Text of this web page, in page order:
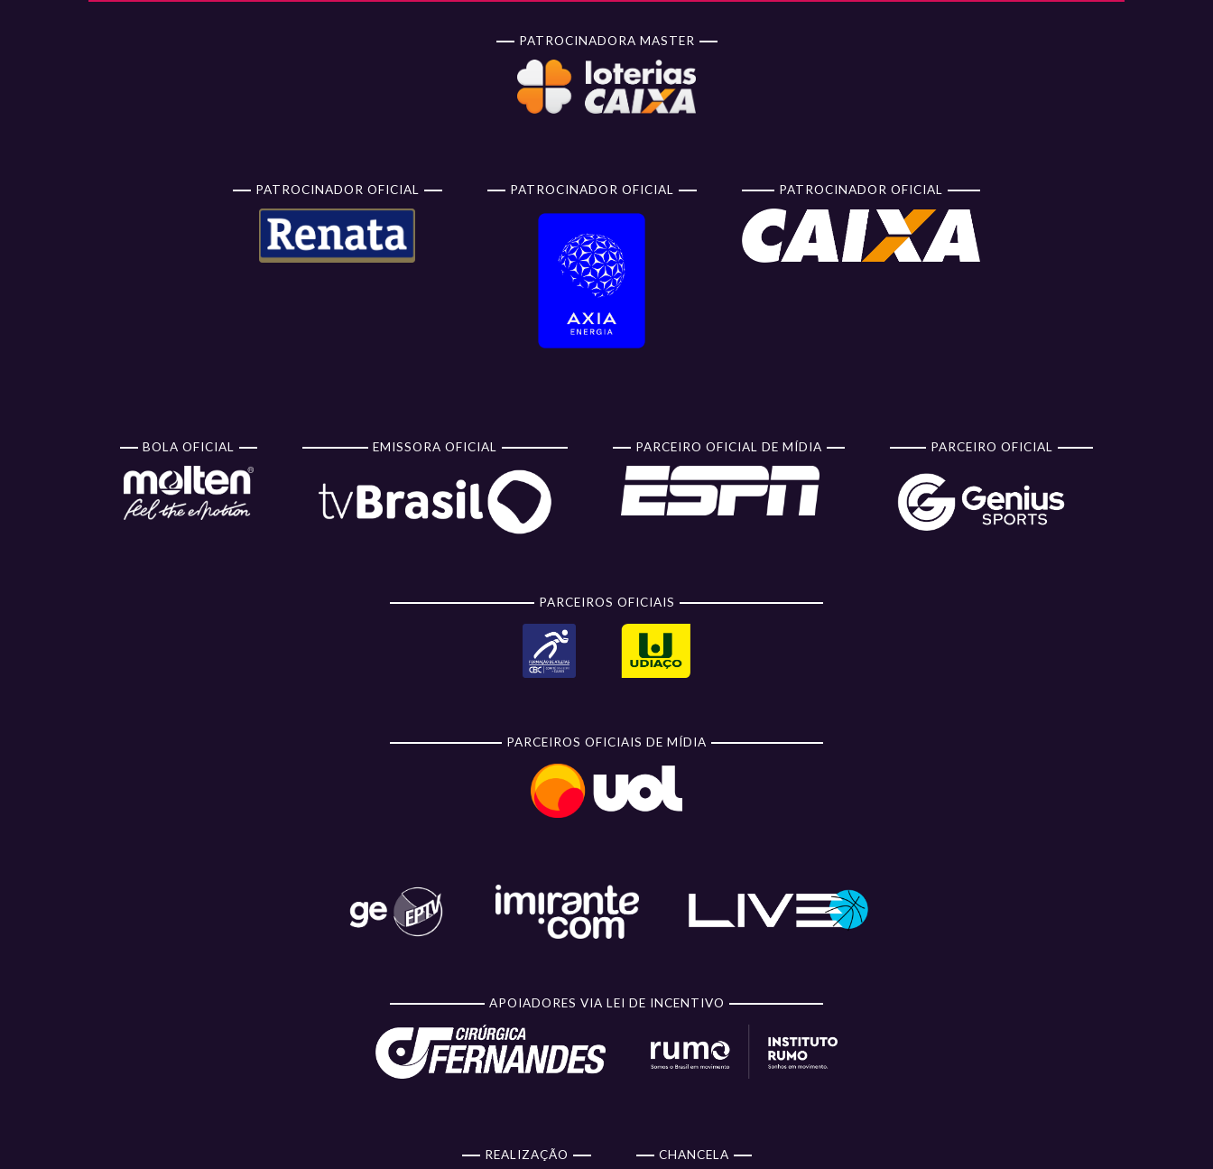
PATROCINADORA MASTER
PATROCINADOR OFICIAL PATROCINADOR OFICIAL PATROCINADOR OFICIAL
BOLA OFICIAL EMISSORA OFICIAL PARCEIRO OFICIAL DE MÍDIA PARCEIRO OFICIAL
PARCEIROS OFICIAIS
PARCEIROS OFICIAIS DE MÍDIA
APOIADORES VIA LEI DE INCENTIVO
REALIZAÇÃO CHANCELA